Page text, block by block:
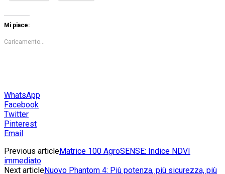
Mi piace:
Caricamento...
WhatsApp
Facebook
Twitter
Pinterest
Email
Previous articleMatrice 100 AgroSENSE: Indice NDVI
immediato
Next articleNuovo Phantom 4: Più potenza, più sicurezza, più